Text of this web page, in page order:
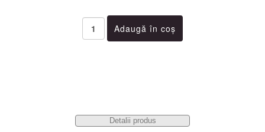
Detalii produs